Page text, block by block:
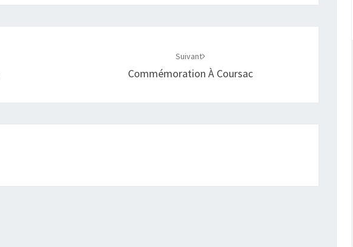
Suivant
Commémoration À Coursac